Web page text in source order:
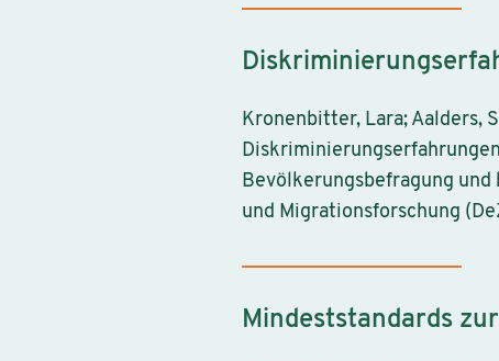
Kronenbitter, Lara; Aalders,
Bevölkerungsbefragung
und Migrationsforschung
Mindeststandards